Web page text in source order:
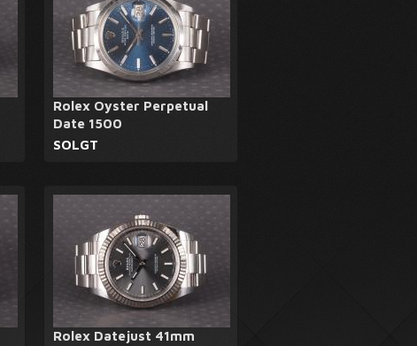
Rolex Oyster Perpetual
Date 1500
SOLGT
Rolex Datejust 41mm